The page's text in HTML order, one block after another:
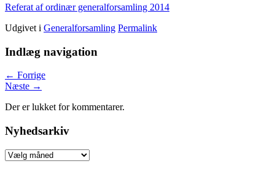
Referat af ordinær generalforsamling 2014
Udgivet i Generalforsamling Permalink
Indlæg navigation
← Forrige
Næste →
Der er lukket for kommentarer.
Nyhedsarkiv
Nyhedsarkiv